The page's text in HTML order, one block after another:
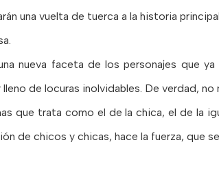
una vuelta de tuerca a la historia
nueva faceta de los personajes que
de locuras inolvidables. De verdad,
que trata como el de la chica, el de la
de chicos y chicas, hace la fuerza, que